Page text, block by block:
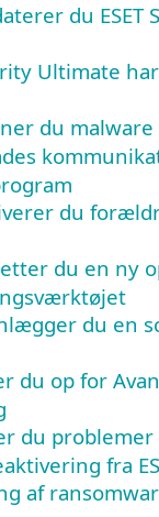
du ESET
Ultimate
du
du
du en ny
du en
du op for
du problemer
fra
af